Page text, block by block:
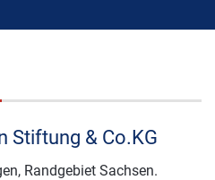
Stiftung & Co.KG
Randgebiet Sachsen.